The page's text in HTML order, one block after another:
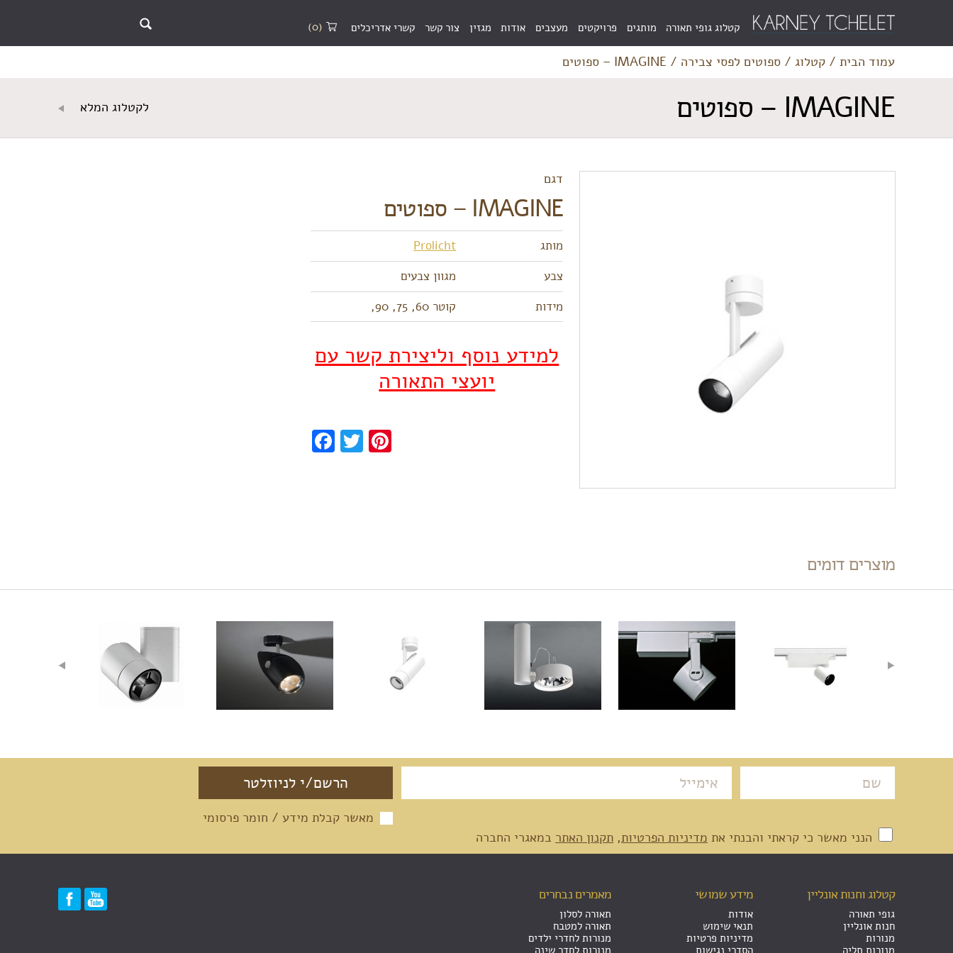
(0)
Menu
Bar
קטלוג גופי תאורה מותגים פרויקטים מעצבים אודות מגזין צור קשר קשרי אדריכלים
עמוד הבית / קטלוג / ספוטים לפסי צבירה / IMAGINE – ספוטים
IMAGINE – ספוטים לקטלוג המלא
דגם
IMAGINE – ספוטים
מותג
Prolicht
צבע
מגוון צבעים
מידות
קוטר 60, 75, 90,
למידע נוסף וליצירת קשר עם
יועצי התאורה
FacebookTwitterPinterest
מוצרים דומים
מאשר קבלת מידע / חומר פרסומי
הנני מאשר כי קראתי והבנתי את מדיניות הפרטיות, תקנון האתר במאגרי החברה
קטלוג וחנות אונליין
גופי תאורה
חנות אונליין
מנורות
מידע שמושי
אודות
תנאי שימוש
מדיניות פרטיות
מאמרים נבחרים
תאורה לסלון
תאורה למטבח
מנורות לחדרי ילדים